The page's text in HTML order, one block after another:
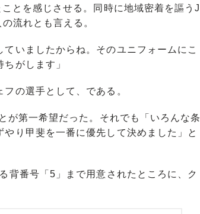
とを感じさせる。同時に地域密着を謳うJ
流れとも言える。
いましたからね。そのユニフォームにこ
がします」
の選手として、である。
第一希望だった。それでも「いろんな条
り甲斐を一番に優先して決めました」と
番号「5」まで用意されたところに、ク